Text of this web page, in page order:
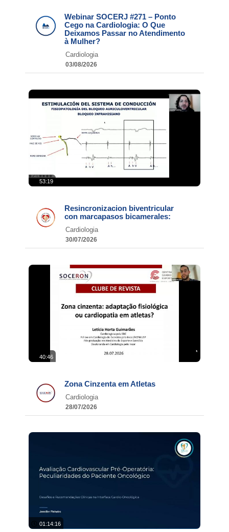
Webinar SOCERJ #271 – Ponto
Cego na Cardiologia: O Que
Deixamos Passar no Atendimento
à Mulher?
Cardiologia
03/08/2026
53:19
Resincronizacion biventricular
con marcapasos bicamerales:
Cardiologia
30/07/2026
40:46
Zona Cinzenta em Atletas
Cardiologia
28/07/2026
01:14:16